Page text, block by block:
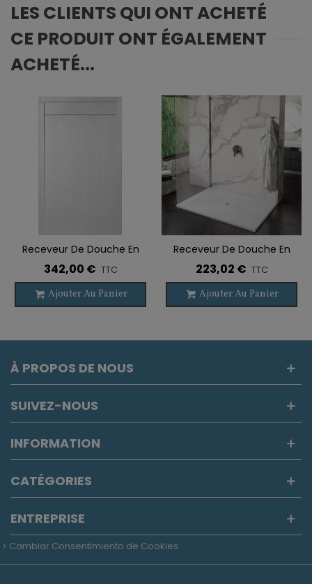
LES CLIENTS QUI ONT ACHETÉ
CE PRODUIT ONT ÉGALEMENT
ACHETÉ...
Receveur De Douche En
Ardoise NAVIRE
342,00 € TTC
Ajouter Au Panier
Receveur De Douche En
Résine PISCES
223,02 € TTC
Ajouter Au Panier
À PROPOS DE NOUS
SUIVEZ-NOUS
INFORMATION
CATÉGORIES
ENTREPRISE
Cambiar Consentimiento de Cookies